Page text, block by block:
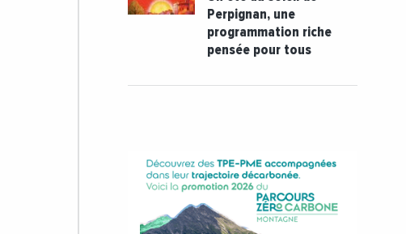
Perpignan, une
programmation riche
pensée pour tous